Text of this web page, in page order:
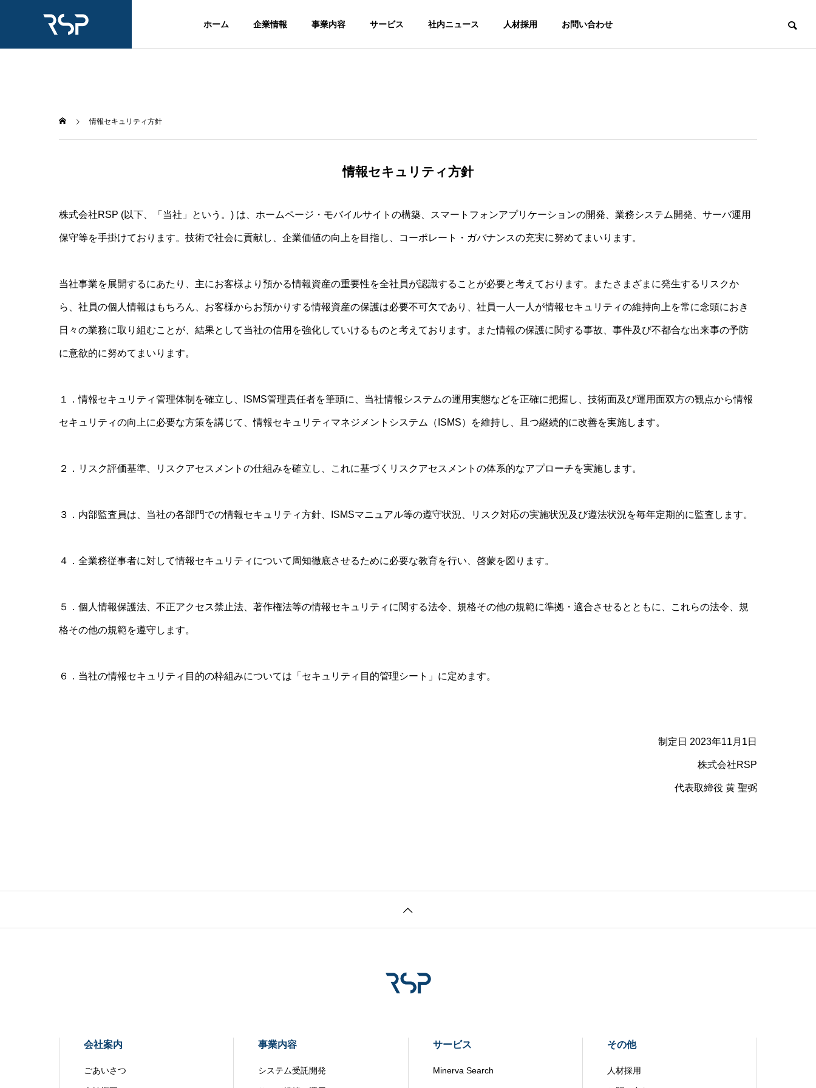
ホーム 企業情報 事業内容 サービス 社内ニュース 人材採用 お問い合わせ
情報セキュリティ方針
情報セキュリティ方針
株式会社RSP (以下、「当社」という。) は、ホームページ・モバイルサイトの構築、スマートフォンアプリケーションの開発、業務システム開発、サーバ運用
保守等を手掛けております。技術で社会に貢献し、企業価値の向上を目指し、コーポレート・ガバナンスの充実に努めてまいります。
当社事業を展開するにあたり、主にお客様より預かる情報資産の重要性を全社員が認識することが必要と考えております。またさまざまに発生するリスクか
ら、社員の個人情報はもちろん、お客様からお預かりする情報資産の保護は必要不可欠であり、社員一人一人が情報セキュリティの維持向上を常に念頭におき
日々の業務に取り組むことが、結果として当社の信用を強化していけるものと考えております。また情報の保護に関する事故、事件及び不都合な出来事の予防
に意欲的に努めてまいります。
１．情報セキュリティ管理体制を確立し、ISMS管理責任者を筆頭に、当社情報システムの運用実態などを正確に把握し、技術面及び運用面双方の観点から情報
セキュリティの向上に必要な方策を講じて、情報セキュリティマネジメントシステム（ISMS）を維持し、且つ継続的に改善を実施します。
２．リスク評価基準、リスクアセスメントの仕組みを確立し、これに基づくリスクアセスメントの体系的なアプローチを実施します。
３．内部監査員は、当社の各部門での情報セキュリティ方針、ISMSマニュアル等の遵守状況、リスク対応の実施状況及び遵法状況を毎年定期的に監査します。
４．全業務従事者に対して情報セキュリティについて周知徹底させるために必要な教育を行い、啓蒙を図ります。
５．個人情報保護法、不正アクセス禁止法、著作権法等の情報セキュリティに関する法令、規格その他の規範に準拠・適合させるとともに、これらの法令、規
格その他の規範を遵守します。
６．当社の情報セキュリティ目的の枠組みについては「セキュリティ目的管理シート」に定めます。
制定日 2023年11月1日
株式会社RSP
代表取締役 黄 聖弼
会社案内
ごあいさつ
事業内容
システム受託開発
サービス
Minerva Search
その他
人材採用